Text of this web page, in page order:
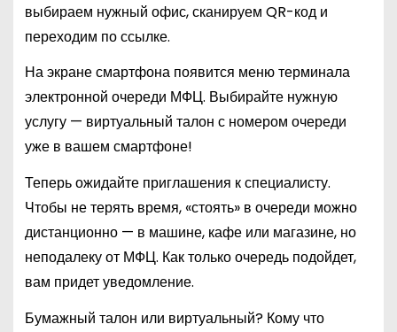
выбираем нужный офис, сканируем QR-код и
переходим по ссылке.
На экране смартфона появится меню терминала
электронной очереди МФЦ. Выбирайте нужную
услугу — виртуальный талон с номером очереди
уже в вашем смартфоне!
Теперь ожидайте приглашения к специалисту.
Чтобы не терять время, «стоять» в очереди можно
дистанционно — в машине, кафе или магазине, но
неподалеку от МФЦ. Как только очередь подойдет,
вам придет уведомление.
Бумажный талон или виртуальный? Кому что